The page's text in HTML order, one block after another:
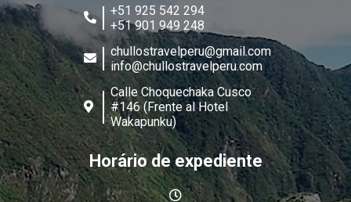
+51 925 542 294
+51 901 949 248
chullostravelperu@gmail.com
info@chullostravelperu.com
Calle Choquechaka Cusco
#146 (Frente al Hotel
Wakapunku)
Horário de expediente